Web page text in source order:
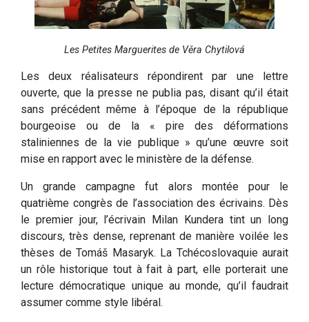
Les Petites Marguerites de Věra Chytilová
Les deux réalisateurs répondirent par une lettre
ouverte, que la presse ne publia pas, disant qu’il était
sans précédent même à l’époque de la république
bourgeoise ou de la « pire des déformations
staliniennes de la vie publique » qu’une œuvre soit
mise en rapport avec le ministère de la défense.
Un grande campagne fut alors montée pour le
quatrième congrès de l’association des écrivains. Dès
le premier jour, l’écrivain Milan Kundera tint un long
discours, très dense, reprenant de manière voilée les
thèses de Tomáš Masaryk. La Tchécoslovaquie aurait
un rôle historique tout à fait à part, elle porterait une
lecture démocratique unique au monde, qu’il faudrait
assumer comme style libéral.